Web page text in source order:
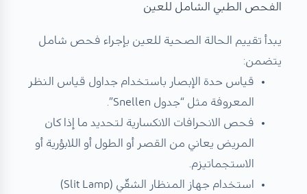
الفحص الطبي الشامل للعين
يبدأ تقييم الحالة الصحية للعين بإجراء فحص شامل
يتضمن:
قياس حدة الإبصار باستخدام جداول قياس النظر
المعروفة مثل “جدول Snellen”.
فحص الانحرافات الانكسارية لتحديد ما إذا كان
المريض يعاني من القصر أو الطول أو اللابؤرية أو
الاستجماتيزم.
استخدام جهاز المنظار الشقّي (Slit Lamp)